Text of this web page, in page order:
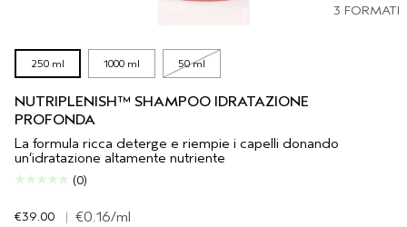
3 FORMATI
250 ml 1000 ml 50 ml
NUTRIPLENISH™ SHAMPOO IDRATAZIONE
PROFONDA
La formula ricca deterge e riempie i capelli donando
un’idratazione altamente nutriente
(0)
€39.00 | €0.16/ml